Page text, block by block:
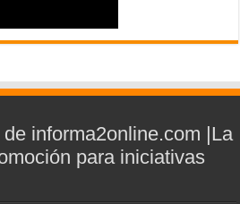
informa2online.com |La
para iniciativas